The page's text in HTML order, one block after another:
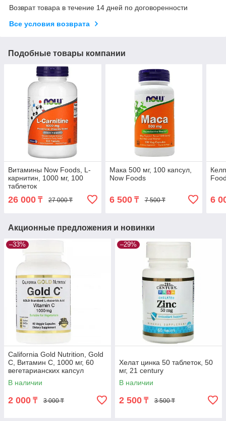
Возврат товара в течение 14 дней по договоренности
Все условия возврата
Подобные товары компании
Витамины Now Foods, L-
карнитин, 1000 мг, 100
таблеток
26 000 ₸ 27 000 ₸
Мака 500 мг, 100 капсул,
Now Foods
6 500₸ 7 500 ₸ 6
Акционные предложения и новинки
–33%
California Gold Nutrition, Gold
C, Витамин C, 1000 мг, 60
вегетарианских капсул
В наличии
2 000 ₸ 3 000 ₸
–29%
Хелат цинка 50 таблеток, 50
мг, 21 century
В наличии
2 500 ₸ 3 500 ₸